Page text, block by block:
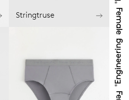
Stringtruse